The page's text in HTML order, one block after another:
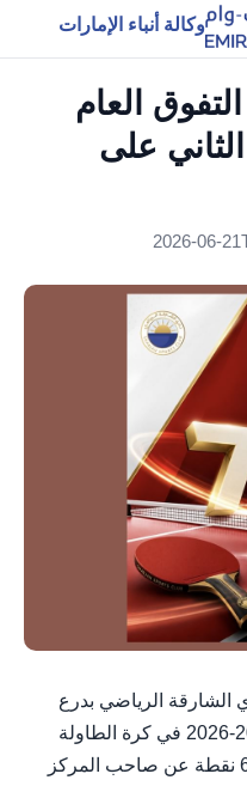
وكالة أنباء الإمارات
العام
على
2026-06-
توج نادي الشارقة الرياضي بدرع
التفوق العام للموسم الرياضي 2025-2026 في كرة الطاولة
محققاً 738 نقطة بفارق أكثر من 60 نقطة عن صاحب المركز